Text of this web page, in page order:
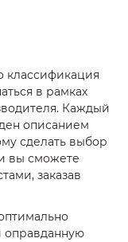
классификация
в рамках
Каждый
описанием
сделать выбор
вы сможете
заказав
оправданную